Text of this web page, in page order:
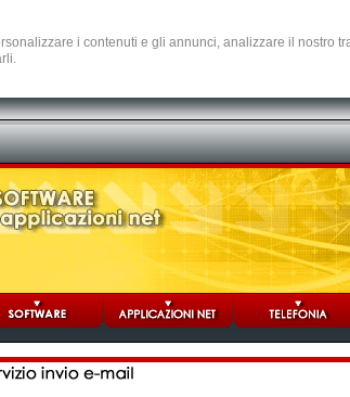
i contenuti e gli annunci, analizzare il nostro